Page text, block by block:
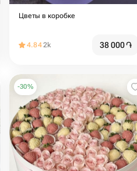
Цветы в коробке
4.842k 38 000֏
-30%